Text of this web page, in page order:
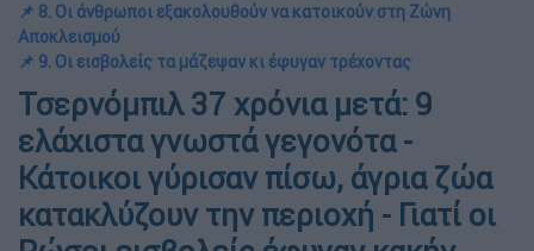
📌 8. Οι άνθρωποι εξακολουθούν να κατοικούν στη Ζώνη
Αποκλεισμού
📌 9. Οι εισβολείς τα μάζεψαν κι έφυγαν τρέχοντας
Τσερνόμπιλ 37 χρόνια μετά: 9
ελάχιστα γνωστά γεγονότα -
Κάτοικοι γύρισαν πίσω, άγρια ζώα
κατακλύζουν την περιοχή - Γιατί οι